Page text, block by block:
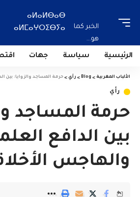
الخبر كما
هو...
ⴰⵍⴰⵍⴱⴰⴱ
ⴰⵍⵎⴰⵖⵔⵉⴱⵢⴰ
الرئيسية سياسة جهات
الألباب المغربية >
Blog
> رأي > حرمة المساجد والزوايا: بين
رأي
حرمة المساجد
بين الدافع
والهاجس